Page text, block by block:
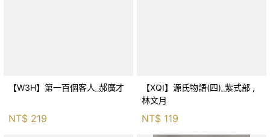
【W3H】第一百個客人_郝廣才
NT$ 219
【XQI】源氏物語(四)_紫式部 ,
林文月
NT$ 119